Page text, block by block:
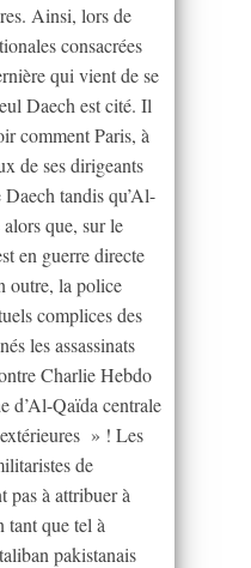
Ainsi, lors de
consacrées
qui vient de se
Daech est cité. Il
comment Paris, à
de ses dirigeants
tandis qu’Al-
alors que, sur le
en guerre directe
outre, la police
complices des
les assassinats
Charlie Hebdo
d’Al-Qaïda centrale
» ! Les
de
pas à attribuer à
tant que tel à
pakistanais